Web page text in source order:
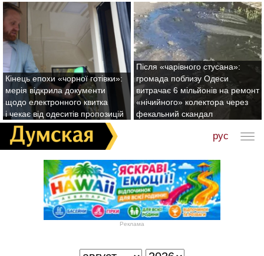
Кінець епохи «чорної готівки»:
мерія відкрила документи
щодо електронного квитка
і чекає від одеситів пропозицій
Після «чарівного стусана»:
громада поблизу Одеси
витрачає 6 мільйонів на ремонт
«нічийного» колектора через
фекальний скандал
рус
Реклама